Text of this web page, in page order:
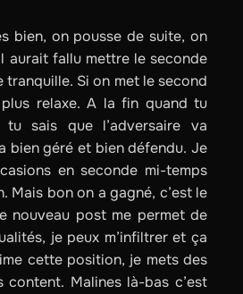
bien, on pousse de suite, on
aurait fallu mettre le seconde
Si on met le second
relaxe. A la fin quand tu
sais que l’adversaire va
bien géré et bien défendu. Je
en seconde mi-temps
Mais bon on a gagné, c’est le
nouveau post me permet de
je peux m’infiltrer et ça
cette position, je mets des
content. Malines là-bas c’est